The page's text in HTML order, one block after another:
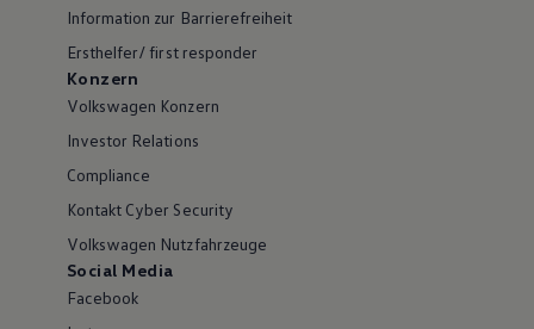
Information zur Barrierefreiheit
Ersthelfer/ first responder
Konzern
Volkswagen Konzern
Investor Relations
Compliance
Kontakt Cyber Security
Volkswagen Nutzfahrzeuge
Social Media
Facebook